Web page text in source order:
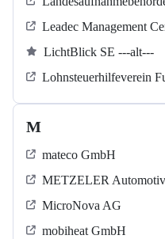
Leadec Management
LichtBlick SE ---alt---
Lohnsteuerhilfeverein
M
mateco GmbH
METZELER
MicroNova AG
mobiheat GmbH